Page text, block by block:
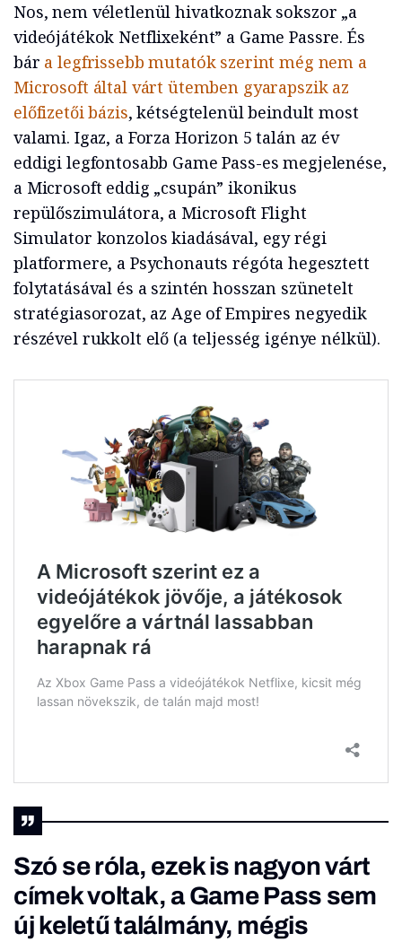
Nos, nem véletlenül hivatkoznak sokszor „a
videójátékok Netflixeként” a Game Passre. És
bár a legfrissebb mutatók szerint még nem a
Microsoft által várt ütemben gyarapszik az
előfizetői bázis, kétségtelenül beindult most
valami. Igaz, a Forza Horizon 5 talán az év
eddigi legfontosabb Game Pass-es megjelenése,
a Microsoft eddig „csupán” ikonikus
repülőszimulátora, a Microsoft Flight
Simulator konzolos kiadásával, egy régi
platformere, a Psychonauts régóta hegesztett
folytatásával és a szintén hosszan szünetelt
stratégiasorozat, az Age of Empires negyedik
részével rukkolt elő (a teljesség igénye nélkül).
Szó se róla, ezek is nagyon várt
címek voltak, a Game Pass sem
új keletű találmány, mégis